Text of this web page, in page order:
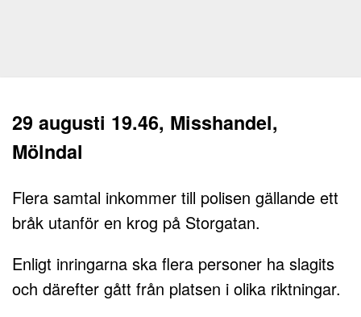
29 augusti 19.46, Misshandel,
Mölndal
Flera samtal inkommer till polisen gällande ett
bråk utanför en krog på Storgatan.
Enligt inringarna ska flera personer ha slagits
och därefter gått från platsen i olika riktningar.